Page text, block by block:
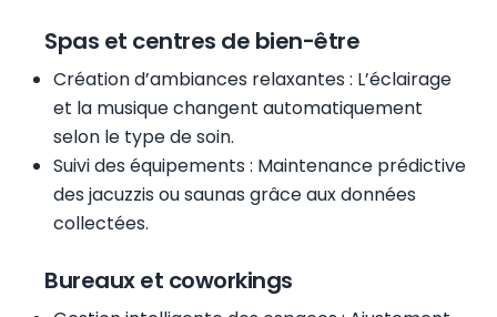
Spas et centres de bien-être
Création d’ambiances relaxantes : L’éclairage
et la musique changent automatiquement
selon le type de soin.
Suivi des équipements : Maintenance prédictive
des jacuzzis ou saunas grâce aux données
collectées.
Bureaux et coworkings